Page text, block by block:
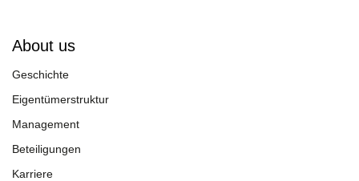
About us
Geschichte
Eigentümerstruktur
Management
Beteiligungen
Karriere